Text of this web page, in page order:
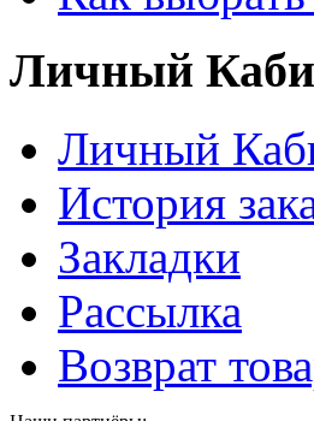
Личный
Личный
История
Закладки
Рассылка
Возврат